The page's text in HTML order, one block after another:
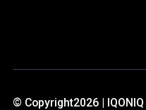
© Copyright2026 |